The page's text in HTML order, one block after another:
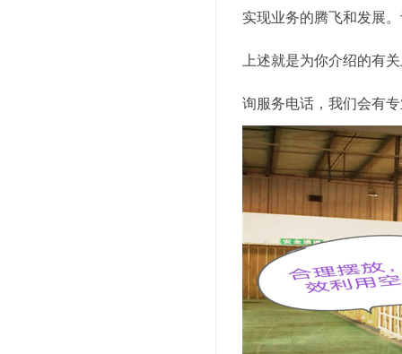
实现业务的腾飞和发展
上述就是为你介绍的有
询服务电话，我们会有